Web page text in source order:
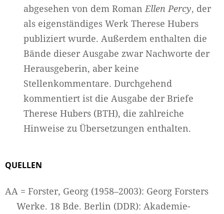
abgesehen von dem RomanEllen Percy, der
als eigenständiges Werk Therese Hubers
publiziert wurde. Außerdem enthalten die
Bände dieser Ausgabe zwar Nachworte der
Herausgeberin, aber keine
Stellenkommentare. Durchgehend
kommentiert ist die Ausgabe der Briefe
Therese Hubers (BTH), die zahlreiche
Hinweise zu Übersetzungen enthalten.
QUELLEN
AA = Forster, Georg (1958–2003): Georg Forsters
Werke. 18 Bde. Berlin (DDR): Akademie-